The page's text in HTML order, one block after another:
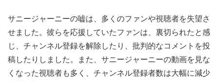
サニージャーニーの嘘は、多くのファンや視聴者を失望さ
せました。彼らを応援していたファンは、裏切られたと感
じ、チャンネル登録を解除したり、批判的なコメントを投
稿したりしました。また、サニージャーニーの動画を見な
くなった視聴者も多く、チャンネル登録者数は大幅に減少